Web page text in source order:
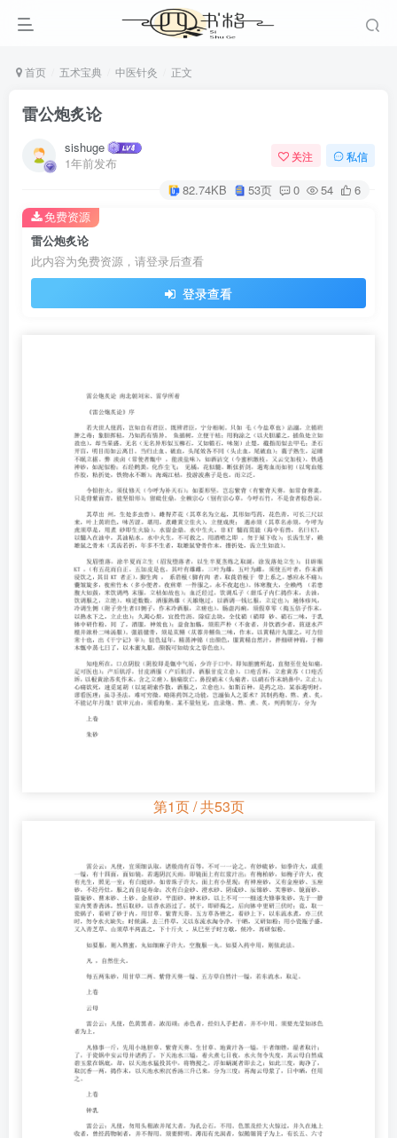
首页 五术宝典 中医针灸 正文
雷公炮炙论
sishuge
1年前发布
关注 私信
82.74KB 53页 0 54 6
雷公炮炙论
此内容为免费资源，请登录后查看
登录查看
免费资源
第1页 / 共53页